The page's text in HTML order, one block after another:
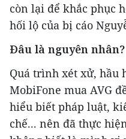
còn lại để khắc phục
hối lộ của bị cáo
Đâu là nguyên nhân?
Quá trình xét xử, hầu
MobiFone mua AVG
hiểu biết pháp luật,
chế... nên đã thực